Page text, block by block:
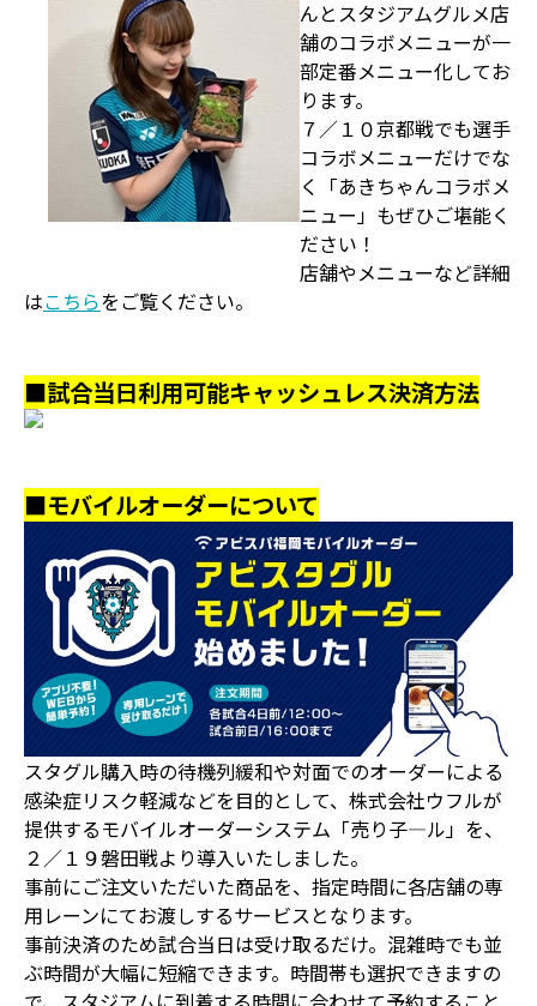
んとスタジアムグルメ店
舗のコラボメニューが一
部定番メニュー化してお
ります。
７／１０京都戦でも選手
コラボメニューだけでな
く「あきちゃんコラボメ
ニュー」もぜひご堪能く
ださい！
店舗やメニューなど詳細
はこちらをご覧ください。
■試合当日利用可能キャッシュレス決済方法
■モバイルオーダーについて
スタグル購入時の待機列緩和や対面でのオーダーによる
感染症リスク軽減などを目的として、株式会社ウフルが
提供するモバイルオーダーシステム「売り子―ル」を、
２／１９磐田戦より導入いたしました。
事前にご注文いただいた商品を、指定時間に各店舗の専
用レーンにてお渡しするサービスとなります。
事前決済のため試合当日は受け取るだけ。混雑時でも並
ぶ時間が大幅に短縮できます。時間帯も選択できますの